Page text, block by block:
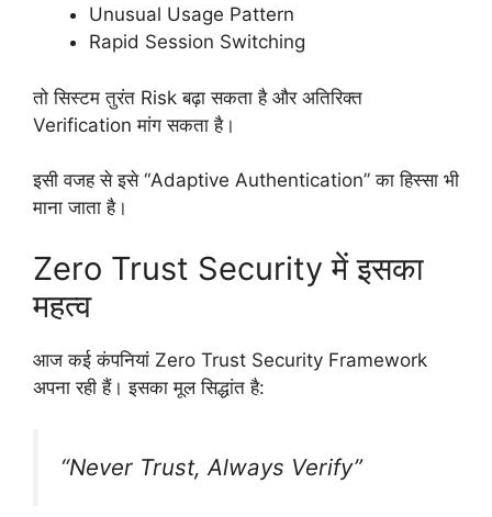
Unusual Usage Pattern
Rapid Session Switching
तो सिस्टम तुरंत Risk बढ़ा सकता है और अतिरिक्त
Verification मांग सकता है।
इसी वजह से इसे “Adaptive Authentication” का हिस्सा भी
माना जाता है।
Zero Trust Security में इसका
महत्व
आज कई कंपनियां Zero Trust Security Framework
अपना रही हैं। इसका मूल सिद्धांत है:
“Never Trust, Always Verify”